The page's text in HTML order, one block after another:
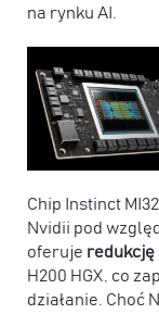
na rynku AI.
Chip Instinct
Nvidii pod
oferuje redukcję
H200 HGX, co
działanie. Choć